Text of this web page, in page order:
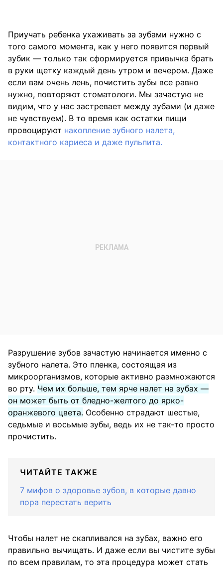
Приучать ребенка ухаживать за зубами нужно с
того самого момента, как у него появится первый
зубик — только так сформируется привычка брать
в руки щетку каждый день утром и вечером. Даже
если вам очень лень, почистить зубы все равно
нужно, повторяют стоматологи. Мы зачастую не
видим, что у нас застревает между зубами (и даже
не чувствуем). В то время как остатки пищи
провоцируют накопление зубного налета,
контактного кариеса и даже пульпита.
Разрушение зубов зачастую начинается именно с
зубного налета. Это пленка, состоящая из
микроорганизмов, которые активно размножаются
во рту. Чем их больше, тем ярче налет на зубах —
он может быть от бледно-желтого до ярко-
оранжевого цвета. Особенно страдают шестые,
седьмые и восьмые зубы, ведь их не так-то просто
прочистить.
ЧИТАЙТЕ ТАКЖЕ
7 мифов о здоровье зубов, в которые давно
пора перестать верить
Чтобы налет не скапливался на зубах, важно его
правильно вычищать. И даже если вы чистите зубы
по всем правилам, то эта процедура может стать